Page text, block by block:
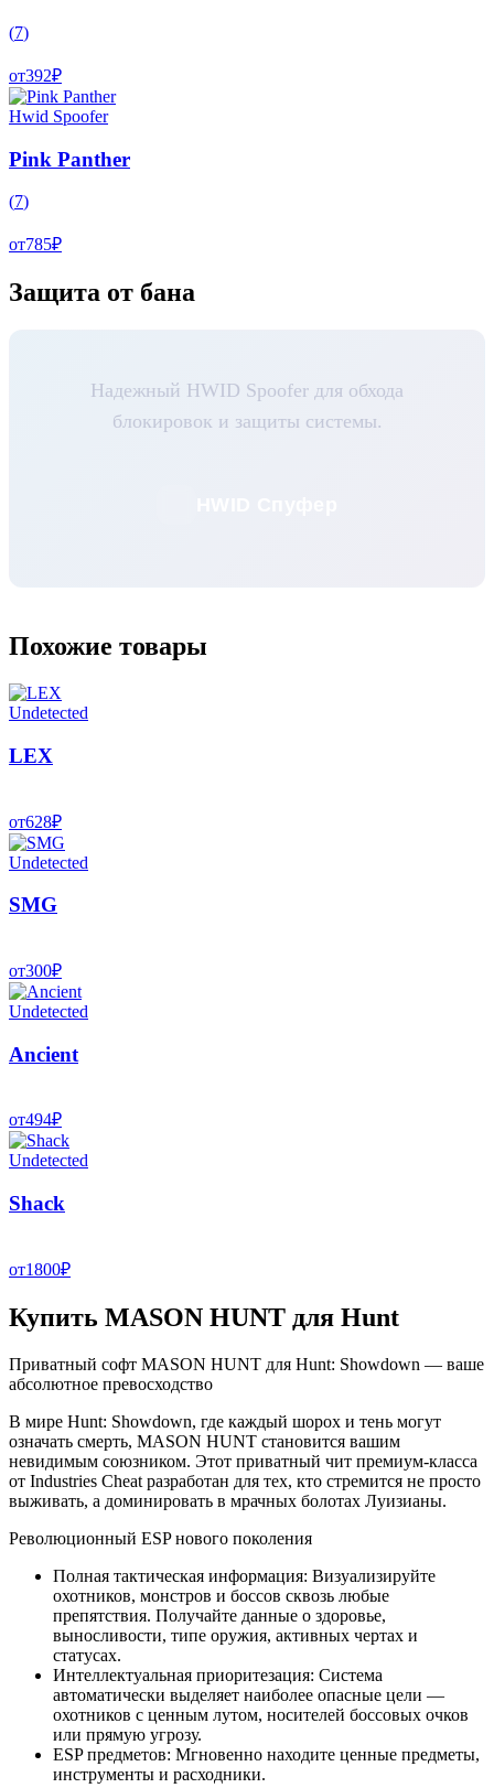
(7)
от392₽
Hwid Spoofer
Pink Panther
(7)
от785₽
Защита от бана
Надежный HWID Spoofer для обхода
блокировок и защиты системы.
Похожие товары
Undetected
LEX
от628₽
Undetected
SMG
от300₽
Undetected
Ancient
от494₽
Undetected
Shack
от1800₽
Купить MASON HUNT для Hunt
Приватный софт MASON HUNT для Hunt: Showdown — ваше
абсолютное превосходство
В мире Hunt: Showdown, где каждый шорох и тень могут
означать смерть, MASON HUNT становится вашим
невидимым союзником. Этот приватный чит премиум-класса
от Industries Cheat разработан для тех, кто стремится не просто
выживать, а доминировать в мрачных болотах Луизианы.
Революционный ESP нового поколения
Полная тактическая информация: Визуализируйте
охотников, монстров и боссов сквозь любые
препятствия. Получайте данные о здоровье,
выносливости, типе оружия, активных чертах и
статусах.
Интеллектуальная приоритезация: Система
автоматически выделяет наиболее опасные цели —
охотников с ценным лутом, носителей боссовых очков
или прямую угрозу.
ESP предметов: Мгновенно находите ценные предметы,
инструменты и расходники.